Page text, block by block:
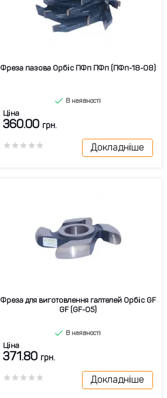
Фреза пазова Орбіс ПФп ПФп (ПФп-18-08)
В наявності
Ціна
360.00 грн.
Докладніше
Фреза для виготовлення галтелей Орбіс GF
GF (GF-05)
В наявності
Ціна
371.80 грн.
Докладніше